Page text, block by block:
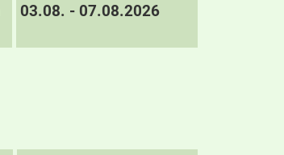
03.08. - 07.08.2026